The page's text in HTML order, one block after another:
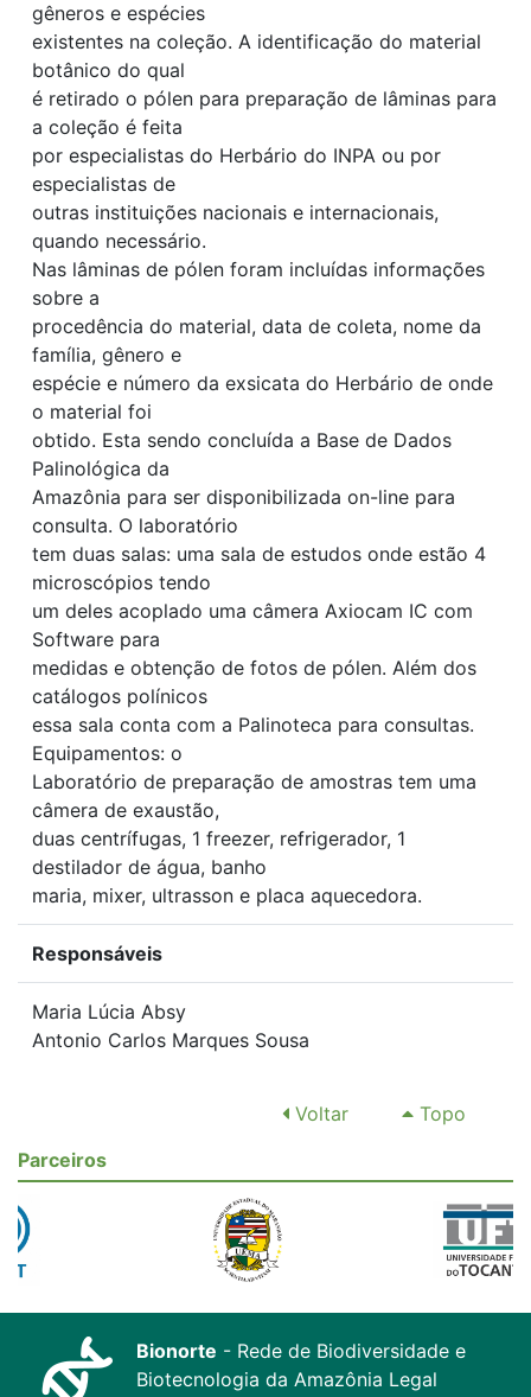
gêneros e espécies
existentes na coleção. A identificação do material
botânico do qual
é retirado o pólen para preparação de lâminas para
a coleção é feita
por especialistas do Herbário do INPA ou por
especialistas de
outras instituições nacionais e internacionais,
quando necessário.
Nas lâminas de pólen foram incluídas informações
sobre a
procedência do material, data de coleta, nome da
família, gênero e
espécie e número da exsicata do Herbário de onde
o material foi
obtido. Esta sendo concluída a Base de Dados
Palinológica da
Amazônia para ser disponibilizada on-line para
consulta. O laboratório
tem duas salas: uma sala de estudos onde estão 4
microscópios tendo
um deles acoplado uma câmera Axiocam IC com
Software para
medidas e obtenção de fotos de pólen. Além dos
catálogos polínicos
essa sala conta com a Palinoteca para consultas.
Equipamentos: o
Laboratório de preparação de amostras tem uma
câmera de exaustão,
duas centrífugas, 1 freezer, refrigerador, 1
destilador de água, banho
maria, mixer, ultrasson e placa aquecedora.
Responsáveis
Maria Lúcia Absy
Antonio Carlos Marques Sousa
Voltar
Topo
Parceiros
Bionorte - Rede de Biodiversidade e
Biotecnologia da Amazônia Legal